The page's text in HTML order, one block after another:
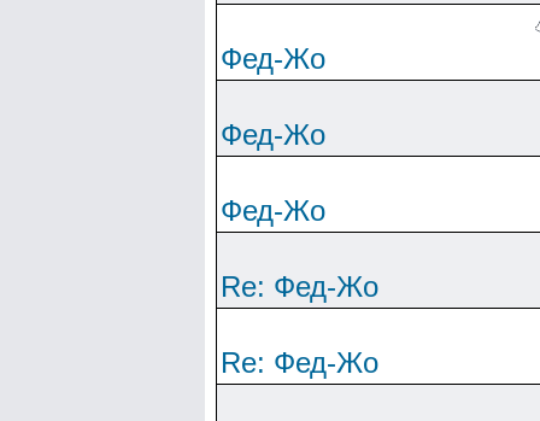
Фед-Жо
Фед-Жо
Фед-Жо
Re: Фед-Жо
Re: Фед-Жо